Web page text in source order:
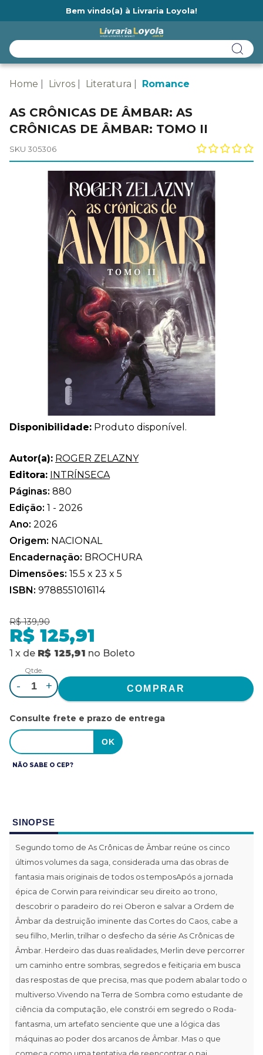
Bem vindo(a) à Livraria Loyola!
Home Livros Literatura Romance
AS CRÔNICAS DE ÂMBAR: AS
CRÔNICAS DE ÂMBAR: TOMO II
SKU 305306
Disponibilidade: Produto disponível.
Autor(a): ROGER ZELAZNY
Editora: INTRÍNSECA
Páginas: 880
Edição: 1 - 2026
Ano: 2026
Origem: NACIONAL
Encadernação: BROCHURA
Dimensões: 15.5 x 23 x 5
ISBN: 9788551016114
R$ 139,90
R$ 125,91
1 x de R$ 125,91 no Boleto
Qtde.
- +
Consulte frete e prazo de entrega
NÃO SABE O CEP?
SINOPSE
Segundo tomo de As Crônicas de Âmbar reúne os cinco
últimos volumes da saga, considerada uma das obras de
fantasia mais originais de todos os temposApós a jornada
épica de Corwin para reivindicar seu direito ao trono,
descobrir o paradeiro do rei Oberon e salvar a Ordem de
Âmbar da destruição iminente das Cortes do Caos, cabe a
seu filho, Merlin, trilhar o desfecho da série As Crônicas de
Âmbar. Herdeiro das duas realidades, Merlin deve percorrer
um caminho entre sombras, segredos e feitiçaria em busca
das respostas de que precisa, mas que podem abalar todo o
multiverso.Vivendo na Terra de Sombra como estudante de
ciência da computação, ele constrói em segredo o Roda-
fantasma, um artefato senciente que une a lógica das
máquinas ao poder dos arcanos de Âmbar. Mas o que
começa como uma tentativa de reencontrar o pai